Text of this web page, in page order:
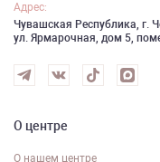
Адрес:
Чувашская Республика, г.
ул. Ярмарочная, дом 5,
О центре
О нашем центре